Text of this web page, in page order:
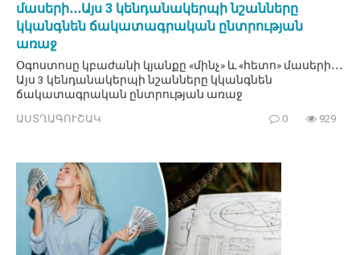
մասերի․․․Այս 3 կենդանակերպի նշանները
կկանգնեն ճակատագրական ընտրության
առաջ
Օգոստոսը կբաժանի կյանքը «մինչ» և «հետո» մասերի․․․
Այս 3 կենդանակերպի նշանները կկանգնեն
ճակատագրական ընտրության առաջ
ԱՍՏՂԱԳՈՒՇԱԿ 0 929